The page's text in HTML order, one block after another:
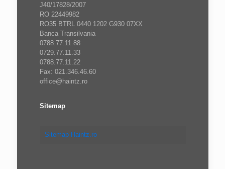
J40/17828/2007
RO 22449982
RO35 BTRL 0440 1202 G930 07XX
Banca Transilvania
0788.77.11.88
0729.77.11.33
0788.77.11.22
Fax: 021.346.46.60
office@haintz.ro
Sitemap
Sitemap Haintz.ro